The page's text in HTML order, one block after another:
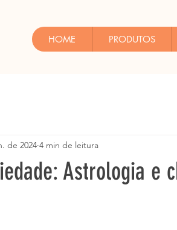
HOME PRODUTOS
Astrologia e
de 2024 4 min de leitura